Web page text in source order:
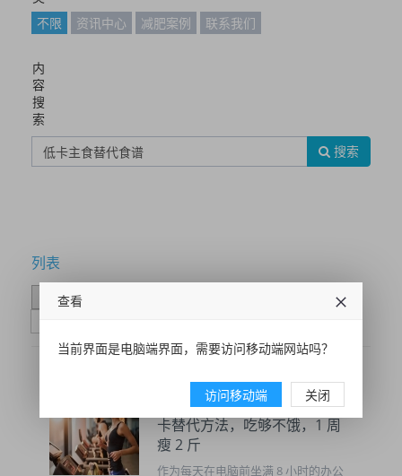
不限
资讯中心 减肥案例 联系我们
内
容
搜
索
搜索
列表
时间排序
久坐党减肥怕胖主食？3 个低
卡替代方法，吃够不饿，1 周
瘦 2 斤
作为每天在电脑前坐满 8 小时的办公
查看
当前界面是电脑端界面，需要访问移动端网站吗？
访问移动端 关闭